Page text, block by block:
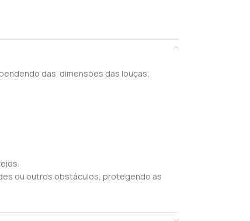
das dimensões das louças;
ou outros obstáculos, protegendo as